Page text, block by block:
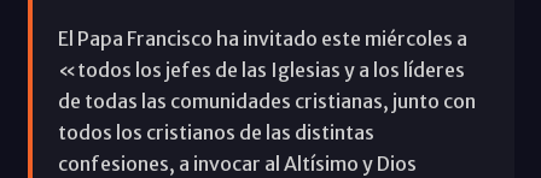
El Papa Francisco ha invitado este miércoles a
«todos los jefes de las Iglesias y a los líderes
de todas las comunidades cristianas, junto con
todos los cristianos de las distintas
confesiones, a invocar al Altísimo y Dios